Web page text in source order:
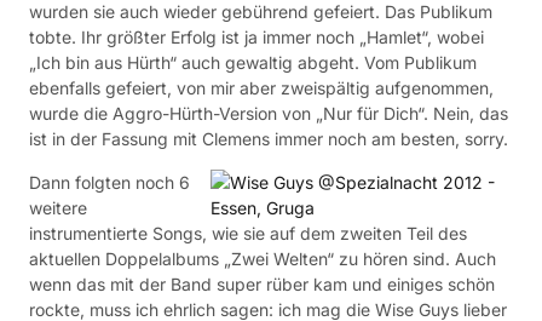
wurden sie auch wieder gebührend gefeiert. Das Publikum
tobte. Ihr größter Erfolg ist ja immer noch „Hamlet“, wobei
„Ich bin aus Hürth“ auch gewaltig abgeht. Vom Publikum
ebenfalls gefeiert, von mir aber zweispältig aufgenommen,
wurde die Aggro-Hürth-Version von „Nur für Dich“. Nein, das
ist in der Fassung mit Clemens immer noch am besten, sorry.
Dann folgten noch 6
weitere
instrumentierte Songs, wie sie auf dem zweiten Teil des
aktuellen Doppelalbums „Zwei Welten“ zu hören sind. Auch
wenn das mit der Band super rüber kam und einiges schön
rockte, muss ich ehrlich sagen: ich mag die Wise Guys lieber